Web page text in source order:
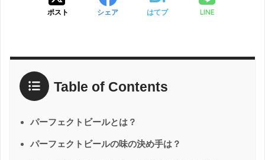
ポスト シェア はてブ LINE
Table of Contents
パーフェクトビールとは？
パーフェクトビールの味の決め手は？